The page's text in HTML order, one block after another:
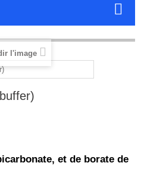
l'image
et de borate de